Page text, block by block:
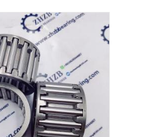
partes encajar :
350-8 , PC 300-8 , PC
PC360-10, PC350-8MO,
6